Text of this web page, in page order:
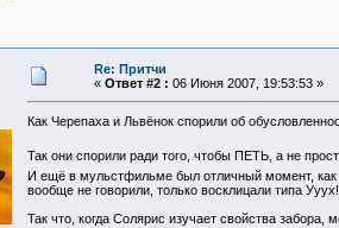
Re: Притчи
« Ответ #2 : 06 Июня 2007, 19:53:53 »
Как Черепаха и Львёнок спорили об
Так они спорили ради того, чтобы ПЕТЬ, а не
И ещё в мульстфильме был отличный момент,
вообще не говорили, только восклицали типа
Так что, когда Солярис изучает свойства